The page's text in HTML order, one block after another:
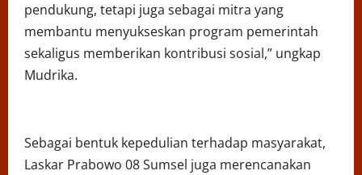
pendukung, tetapi juga sebagai mitra yang
membantu menyukseskan program pemerintah
sekaligus memberikan kontribusi sosial,” ungkap
Mudrika.
Sebagai bentuk kepedulian terhadap masyarakat,
Laskar Prabowo 08 Sumsel juga merencanakan